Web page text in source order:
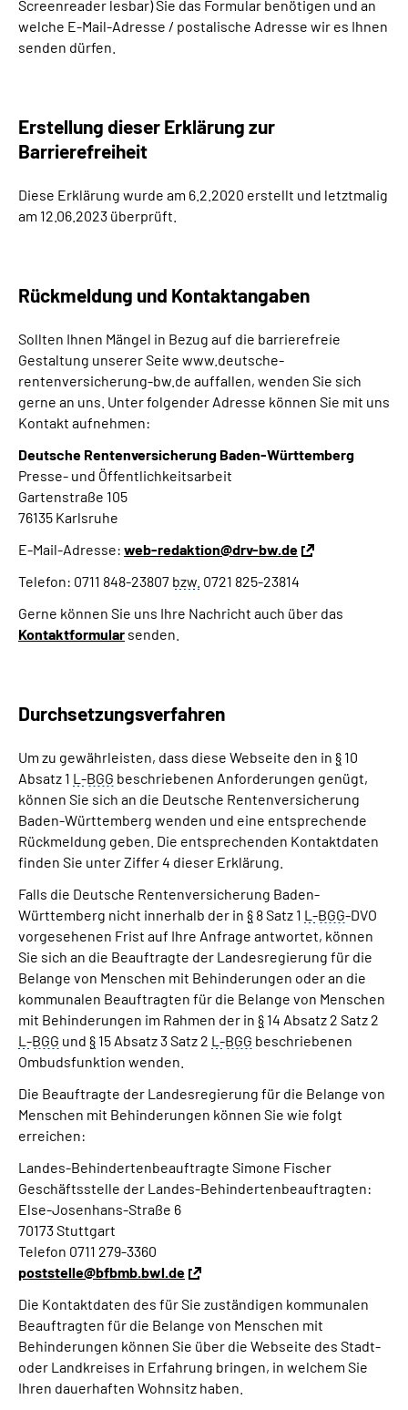
Screenreader lesbar) Sie das Formular benötigen und an
welche E-Mail-Adresse / postalische Adresse wir es Ihnen
senden dürfen.
Erstellung dieser Erklärung zur
Barrierefreiheit
Diese Erklärung wurde am 6.2.2020 erstellt und letztmalig
am 12.06.2023 überprüft.
Rückmeldung und Kontaktangaben
Sollten Ihnen Mängel in Bezug auf die barrierefreie
Gestaltung unserer Seite www.deutsche-
rentenversicherung-bw.de auffallen, wenden Sie sich
gerne an uns. Unter folgender Adresse können Sie mit uns
Kontakt aufnehmen:
Deutsche Rentenversicherung Baden-Württemberg
Presse- und Öffentlichkeitsarbeit
Gartenstraße 105
76135 Karlsruhe
E-Mail-Adresse: web-redaktion@drv-bw.de
Telefon: 0711 848-23807 bzw. 0721 825-23814
Gerne können Sie uns Ihre Nachricht auch über das
Kontaktformular senden.
Durchsetzungsverfahren
Um zu gewährleisten, dass diese Webseite den in § 10
Absatz 1 L-BGG beschriebenen Anforderungen genügt,
können Sie sich an die Deutsche Rentenversicherung
Baden-Württemberg wenden und eine entsprechende
Rückmeldung geben. Die entsprechenden Kontaktdaten
finden Sie unter Ziffer 4 dieser Erklärung.
Falls die Deutsche Rentenversicherung Baden-
Württemberg nicht innerhalb der in § 8 Satz 1 L-BGG-DVO
vorgesehenen Frist auf Ihre Anfrage antwortet, können
Sie sich an die Beauftragte der Landesregierung für die
Belange von Menschen mit Behinderungen oder an die
kommunalen Beauftragten für die Belange von Menschen
mit Behinderungen im Rahmen der in § 14 Absatz 2 Satz 2
L-BGG und § 15 Absatz 3 Satz 2 L-BGG beschriebenen
Ombudsfunktion wenden.
Die Beauftragte der Landesregierung für die Belange von
Menschen mit Behinderungen können Sie wie folgt
erreichen:
Landes-Behindertenbeauftragte Simone Fischer
Geschäftsstelle der Landes-Behindertenbeauftragten:
Else-Josenhans-Straße 6
70173 Stuttgart
Telefon 0711 279-3360
poststelle@bfbmb.bwl.de
Die Kontaktdaten des für Sie zuständigen kommunalen
Beauftragten für die Belange von Menschen mit
Behinderungen können Sie über die Webseite des Stadt-
oder Landkreises in Erfahrung bringen, in welchem Sie
Ihren dauerhaften Wohnsitz haben.